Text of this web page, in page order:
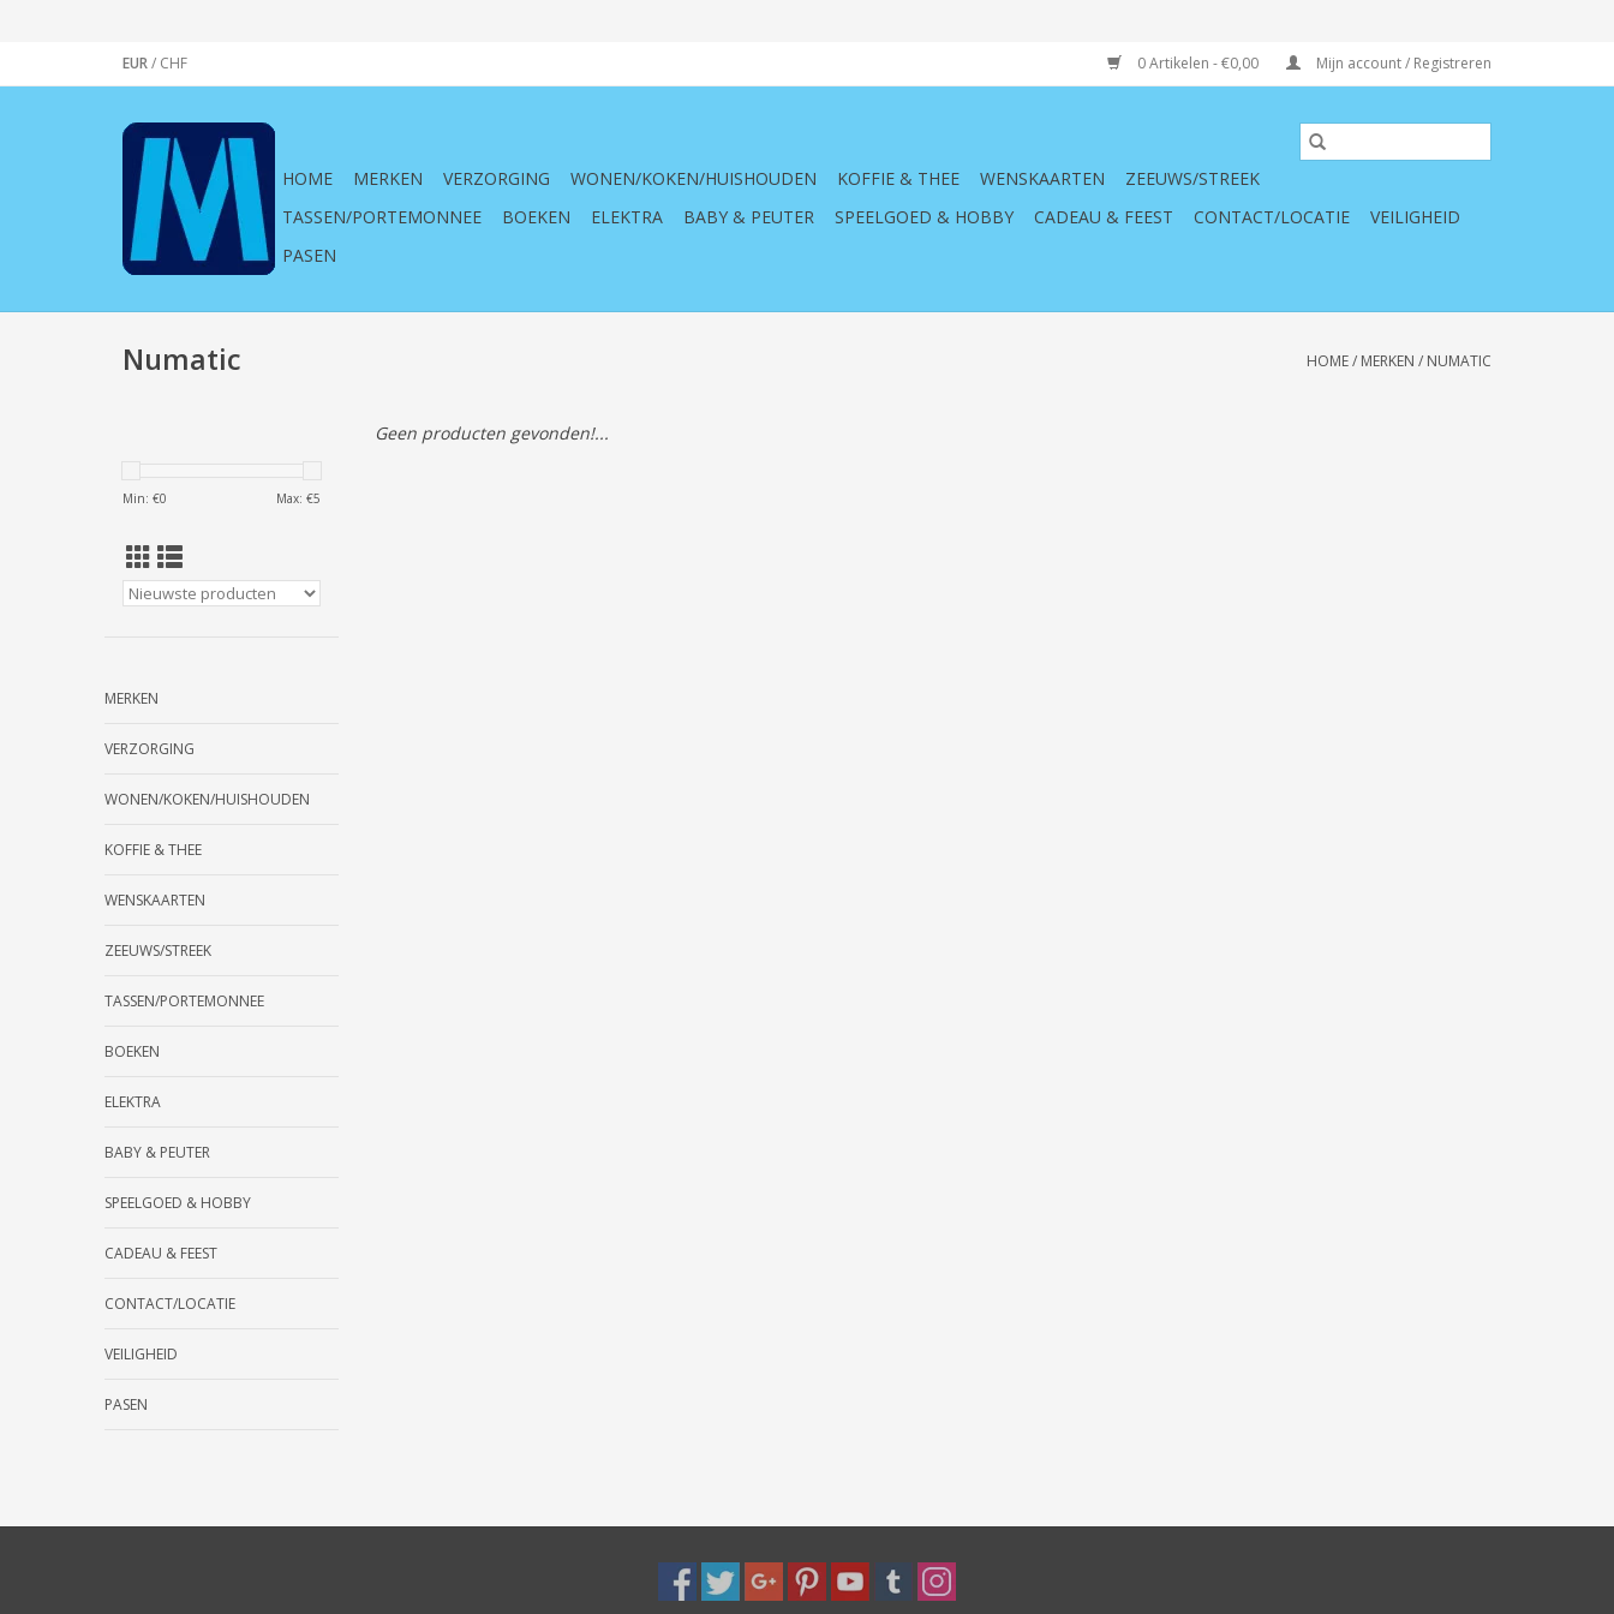
EUR/ CHF 0 Artikelen - €0,00 Mijn account / Registreren
HOME MERKEN VERZORGING WONEN/KOKEN/HUISHOUDEN KOFFIE & THEE WENSKAARTEN
ZEEUWS/STREEK
TASSEN/PORTEMONNEE
BOEKEN ELEKTRA BABY & PEUTER SPEELGOED & HOBBY CADEAU & FEEST CONTACT/LOCATIE
VEILIGHEID
PASEN
Numatic HOME/ MERKEN / NUMATIC
Min: €0 Max: €5
MERKEN
VERZORGING
WONEN/KOKEN/HUISHOUDEN
KOFFIE & THEE
WENSKAARTEN
ZEEUWS/STREEK
TASSEN/PORTEMONNEE
BOEKEN
ELEKTRA
BABY & PEUTER
SPEELGOED & HOBBY
CADEAU & FEEST
CONTACT/LOCATIE
VEILIGHEID
PASEN
Geen producten gevonden!...